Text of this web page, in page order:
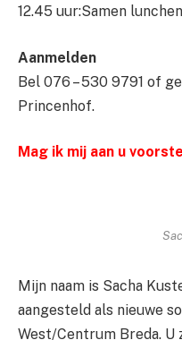
12.45 uur:Samen
Aanmelden
Bel 076 – 530 9791 of
Princenhof.
Mag ik mij aan u
Mijn naam is Sacha
aangesteld als nieuwe
West/Centrum Breda.